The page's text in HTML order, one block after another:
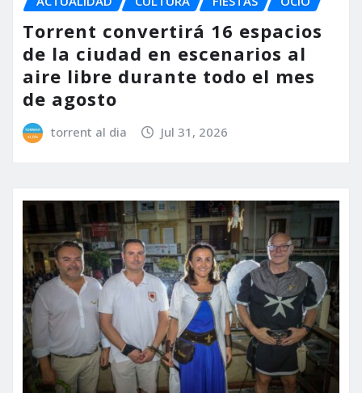
Torrent convertirá 16 espacios
de la ciudad en escenarios al
aire libre durante todo el mes
de agosto
torrent al dia Jul 31, 2026